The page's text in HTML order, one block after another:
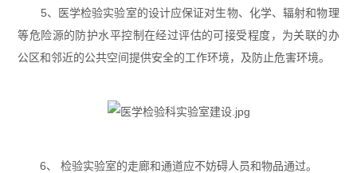
5、医学检验实验室的设计应保证对生物、化学、辐射和物理
等危险源的防护水平控制在经过评估的可接受程度，为关联的办
公区和邻近的公共空间提供安全的工作环境，及防止危害环境。
6、 检验实验室的走廊和通道应不妨碍人员和物品通过。